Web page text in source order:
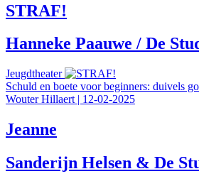
STRAF!
Hanneke Paauwe / De
Jeugdtheater
Schuld en boete voor beginners: duivels
Wouter Hillaert | 12-02-2025
Jeanne
Sanderijn Helsen & De